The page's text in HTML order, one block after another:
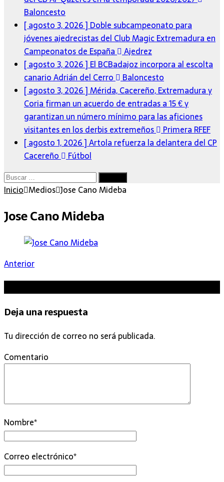
Baloncesto
[ agosto 3, 2026 ] Doble subcampeonato para
jóvenes ajedrecistas del Club Magic Extremadura en
Campeonatos de España
Ajedrez
[ agosto 3, 2026 ] El BCBadajoz incorpora al escolta
canario Adrián del Cerro
Baloncesto
[ agosto 3, 2026 ]Mérida, Cacereño, Extremadura y
Coria firman un acuerdo de entradas a 15 € y
garantizan un número mínimo para las aficiones
visitantes en los derbis extremeños
Primera RFEF
[ agosto 1, 2026 ]Artola refuerza la delantera del CP
Cacereño
Fútbol
Buscar:
Inicio Medios Jose Cano Mideba
Jose Cano Mideba
Anterior
Deja una respuesta
Tu dirección de correo no será publicada.
Comentario
Nombre*
Correo electrónico*